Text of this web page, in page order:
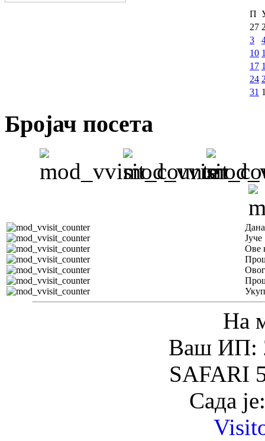
П
27
3
10
17
24
31
Бројач посета
Јуче
Ове
На
Ваш ИП:
SAFARI
Сада